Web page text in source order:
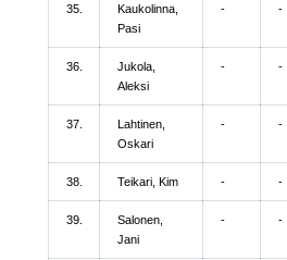
35.
Kaukolinna,
Pasi
- -
36.
Jukola,
Aleksi
- -
37.
Lahtinen,
Oskari
- -
38. Teikari, Kim - -
39.
Salonen,
Jani
- -